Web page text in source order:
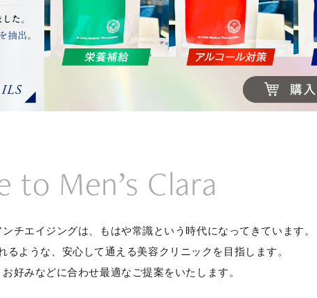
to Men’s Clara
チエイジングは、
もはや常識という時代になってきています。
るような、 安心して通える美容クリニックを目指します。
好みなどに合わせ最適なご提案をいたします。